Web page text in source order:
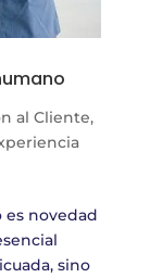
al Cliente,
novedad
sino